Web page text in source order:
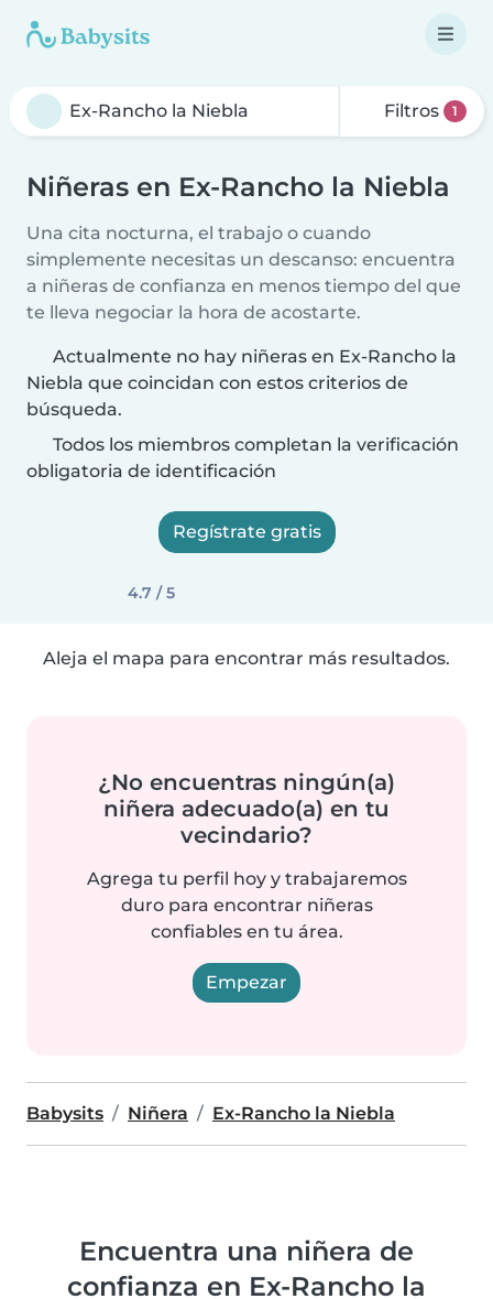
Filtros 1
Niñeras en Ex-Rancho la Niebla
Una cita nocturna, el trabajo o cuando
simplemente necesitas un descanso: encuentra
a niñeras de confianza en menos tiempo del que
te lleva negociar la hora de acostarte.
Actualmente no hay niñeras en Ex-Rancho la
Niebla que coincidan con estos criterios de
búsqueda.
Todos los miembros completan la verificación
obligatoria de identificación
Regístrate gratis
4.7 / 5
Aleja el mapa para encontrar más resultados.
¿No encuentras ningún(a)
niñera adecuado(a) en tu
vecindario?
Agrega tu perfil hoy y trabajaremos
duro para encontrar niñeras
confiables en tu área.
Empezar
Babysits Niñera Ex-Rancho la Niebla
Encuentra una niñera de
confianza en Ex-Rancho la